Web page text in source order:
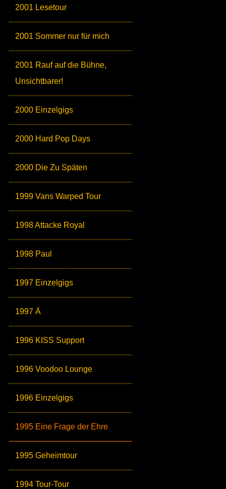
2001 Lesetour
2001 Sommer nur für mich
2001 Rauf auf die Bühne,
Unsichtbarer!
2000 Einzelgigs
2000 Hard Pop Days
2000 Die Zu Späten
1999 Vans Warped Tour
1998 Attacke Royal
1998 Paul
1997 Einzelgigs
1997 Ä
1996 KISS Support
1996 Voodoo Lounge
1996 Einzelgigs
1995 Eine Frage der Ehre
1995 Geheimtour
1994 Tour-Tour